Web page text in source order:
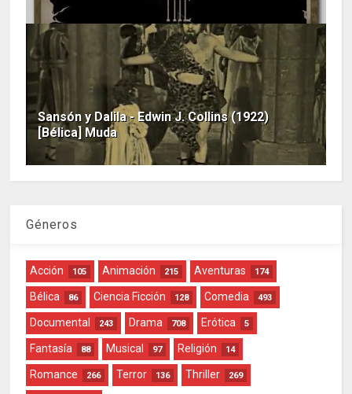
Sansón y Dalila - Edwin J. Collins (1922)
[Bélica] Muda
Géneros
Acción 105 Animación 215 Aventuras 174
Bélica 86 Ciencia Ficción 128 Comedia 493
Documental 243 Drama 708 Erótica 5
Fantasía 88 Musical 97 Religión 14
Romance 266 Terror 136 Thriller 269